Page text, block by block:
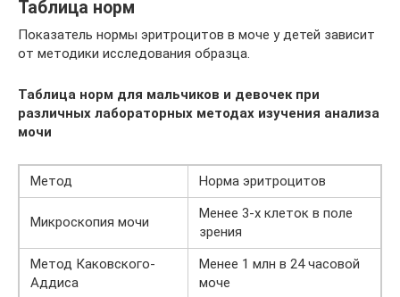
Таблица норм
Показатель нормы эритроцитов в моче у детей зависит
от методики исследования образца.
Таблица норм для мальчиков и девочек при
различных лабораторных методах изучения анализа
мочи
Метод Норма эритроцитов
Микроскопия мочи
Менее 3-х клеток в поле
зрения
Метод Каковского-
Аддиса
Менее 1 млн в 24 часовой
моче